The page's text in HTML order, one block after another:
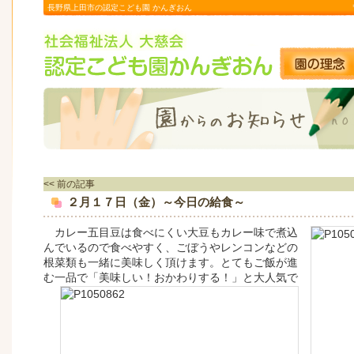
長野県上田市の認定こども園 かんぎおん
<< 前の記事
２月１７日（金）～今日の給食～
カレー五目豆は食べにくい大豆もカレー味で煮込
んでいるので食べやすく、ごぼうやレンコンなどの
根菜類も一緒に美味しく頂けます。とてもご飯が進
む一品で 「美味しい！おかわりする！」と大人気で